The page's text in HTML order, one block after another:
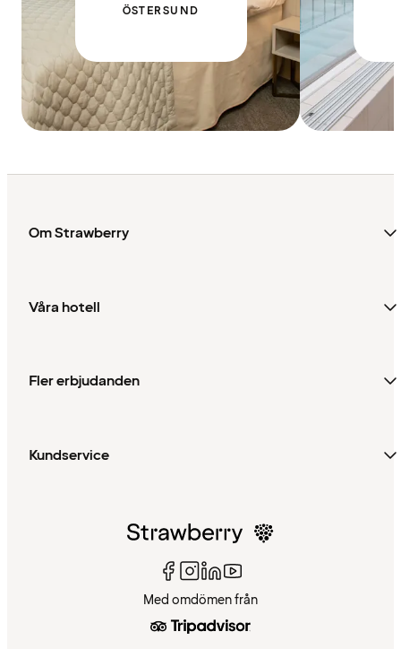
ÖSTERSUND
Om Strawberry
Våra hotell
Fler erbjudanden
Kundservice
Med omdömen från